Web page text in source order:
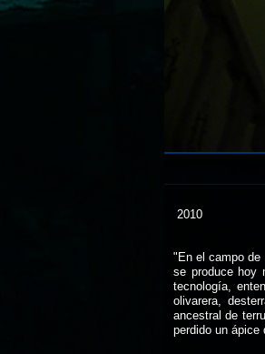
2010
"En el campo
se produce hoy
tecnología,
olivarera,
ancestral de
perdido un ápice